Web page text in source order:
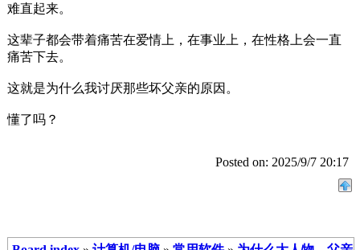
难直起来。
这辈子都会带着痛苦在爱情上，在事业上，在性格上会一直
痛苦下去。
这就是为什么我讨厌那些坏父亲的原因。
懂了吗？
Posted on: 2025/9/7 20:17